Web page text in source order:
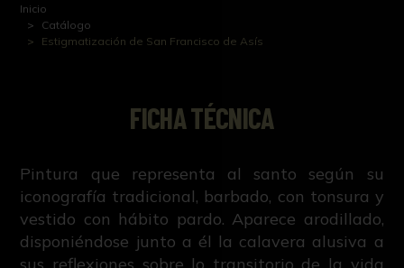
Inicio
Catálogo
Estigmatización de San Francisco de Asís
FICHA TÉCNICA
Pintura que representa al santo según su
iconografía tradicional, barbado, con tonsura y
vestido con hábito pardo. Aparece arodillado,
disponiéndose junto a él la calavera alusiva a
sus reflexiones sobre lo transitorio de la vida